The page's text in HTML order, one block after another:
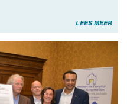
LEES MEER